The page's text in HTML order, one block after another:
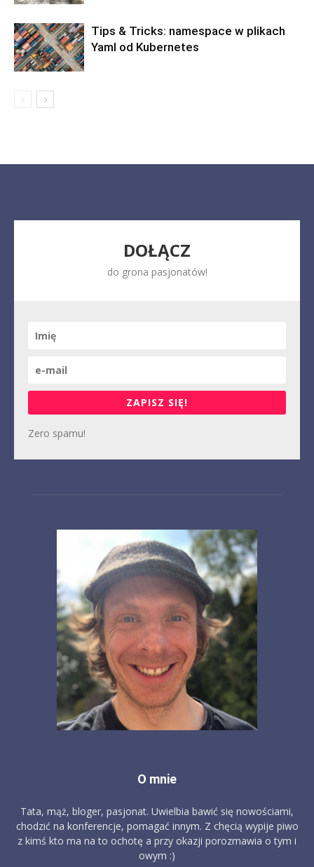
Tips & Tricks: namespace w plikach
Yaml od Kubernetes
DOŁĄCZ
do grona pasjonatów!
ZAPISZ SIĘ!
Zero spamu!
O mnie
Tata, mąż, bloger, pasjonat. Uwielbia bawić się nowościami,
chodzić na konferencje, pomagać innym. Z chęcią wypije piwo
z kimś kto ma na to ochotę a przy okazji porozmawia o tym i
owym :)